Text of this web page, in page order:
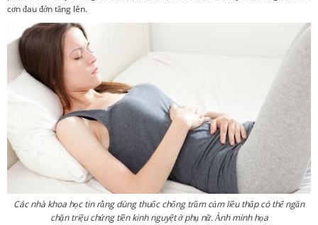
cơn đau đớn tăng lên.
Các nhà khoa học tin rằng dùng thuốc chống trầm cảm liều thấp có thể ngăn
chặn triệu chứng tiền kinh nguyệt ở phụ nữ. Ảnh minh họa